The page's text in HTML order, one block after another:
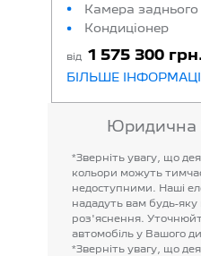
Камера заднього
Кондиціонер
від 1 575 300
БІЛЬШЕ
Юридична
*Зверніть увагу, що
кольори можуть
недоступними.
Наші
нададуть вам будь-яку
роз'яснення.
автомобіль у Вашого
*Зверніть увагу, що